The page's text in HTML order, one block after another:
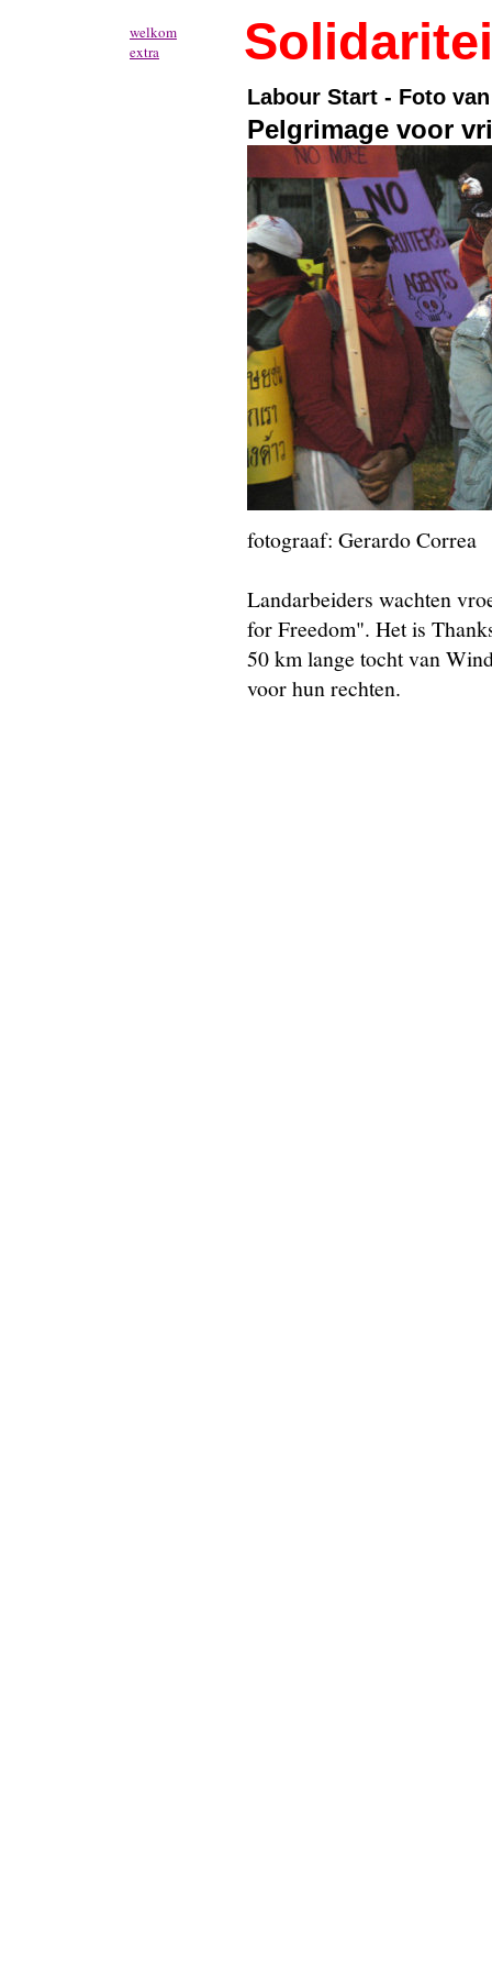
welkom
extra
Labour Start - Foto
Pelgrimage voor
fotograaf: Gerardo Correa
Landarbeiders wachten
for Freedom". Het is
50 km lange tocht van
voor hun rechten.